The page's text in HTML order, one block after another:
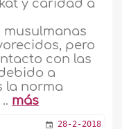
y caridad a
pero
con las
a
la norma
más
28-2-2018